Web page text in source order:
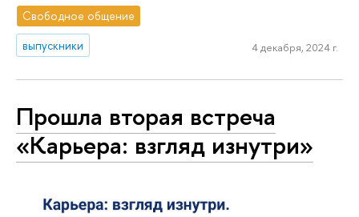
Свободное общение
выпускники
4 декабря, 2024 г.
Прошла вторая встреча
«Карьера: взгляд изнутри»